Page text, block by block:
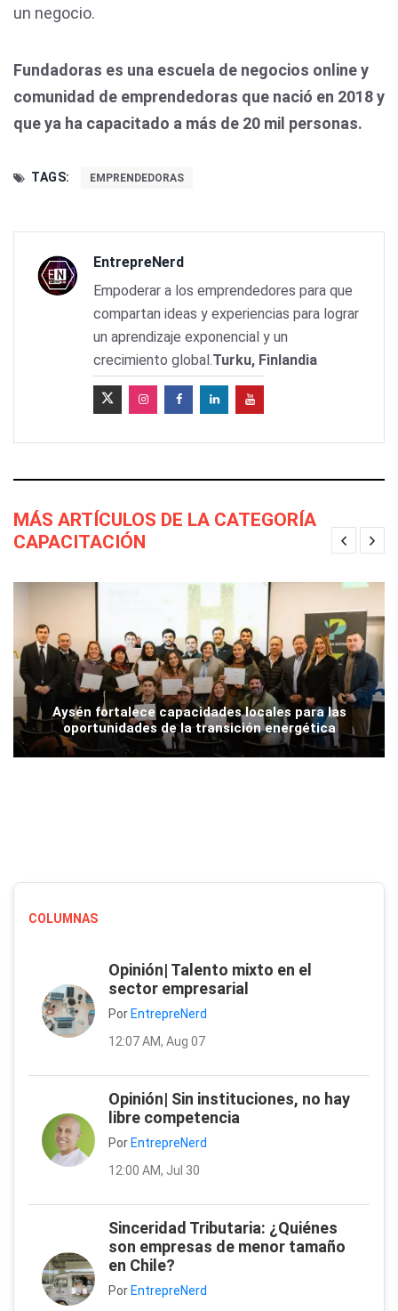
un negocio.
Fundadoras es una escuela de negocios online y
comunidad de emprendedoras que nació en 2018 y
que ya ha capacitado a más de 20 mil personas.
TAGS: EMPRENDEDORAS
EntrepreNerd
Empoderar a los emprendedores para que
compartan ideas y experiencias para lograr
un aprendizaje exponencial y un
crecimiento global.Turku, Finlandia
MÁS ARTÍCULOS DE LA CATEGORÍA
CAPACITACIÓN
Aysén fortalece capacidades locales para las
oportunidades de la transición energética
COLUMNAS
Opinión| Talento mixto en el
sector empresarial
Por EntrepreNerd
12:07 AM, Aug 07
Opinión| Sin instituciones, no hay
libre competencia
Por EntrepreNerd
12:00 AM, Jul 30
Sinceridad Tributaria: ¿Quiénes
son empresas de menor tamaño
en Chile?
Por EntrepreNerd